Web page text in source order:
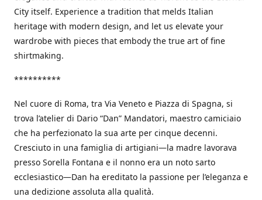
City itself. Experience a tradition that melds Italian
heritage with modern design, and let us elevate your
wardrobe with pieces that embody the true art of fine
shirtmaking.
**********
Nel cuore di Roma, tra Via Veneto e Piazza di Spagna, si
trova l’atelier di Dario “Dan” Mandatori, maestro camiciaio
che ha perfezionato la sua arte per cinque decenni.
Cresciuto in una famiglia di artigiani—la madre lavorava
presso Sorella Fontana e il nonno era un noto sarto
ecclesiastico—Dan ha ereditato la passione per l’eleganza e
una dedizione assoluta alla qualità.